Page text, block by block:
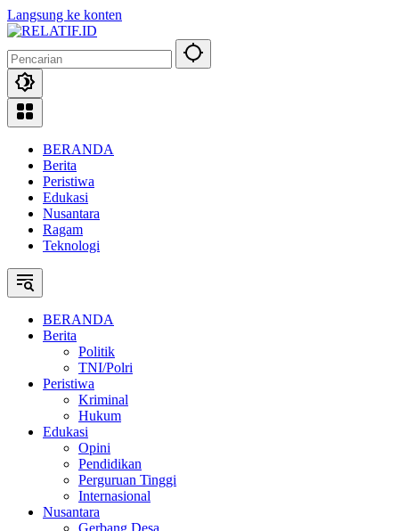
Langsung ke konten
BERANDA
Berita
Peristiwa
Edukasi
Nusantara
Ragam
Teknologi
BERANDA
Berita
Politik
TNI/Polri
Peristiwa
Kriminal
Hukum
Edukasi
Opini
Pendidikan
Perguruan Tinggi
Internasional
Nusantara
Gerbang Desa